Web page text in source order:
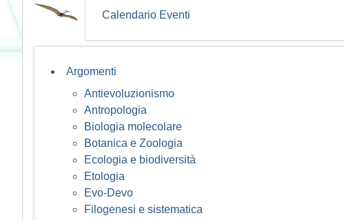
Calendario Eventi
Argomenti
Antievoluzionismo
Antropologia
Biologia molecolare
Botanica e Zoologia
Ecologia e biodiversità
Etologia
Evo-Devo
Filogenesi e sistematica